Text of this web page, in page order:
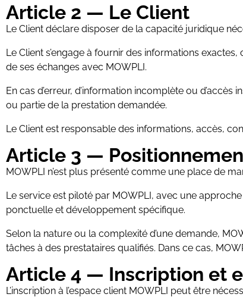
Article 2 — Le Client
Le Client déclare disposer de la capacité juridique
Le Client s’engage à fournir des informations
de ses échanges avec MOWPLI.
En cas d’erreur, d’information incomplète ou
ou partie de la prestation demandée.
Le Client est responsable des informations, accès,
Article 3 —
MOWPLI n’est plus présenté comme une place de
Le service est piloté par MOWPLI, avec une
ponctuelle et développement spécifique.
Selon la nature ou la complexité d’une demande,
tâches à des prestataires qualifiés. Dans ce cas,
Article 4 — Inscription et
L’inscription à l’espace client MOWPLI peut être